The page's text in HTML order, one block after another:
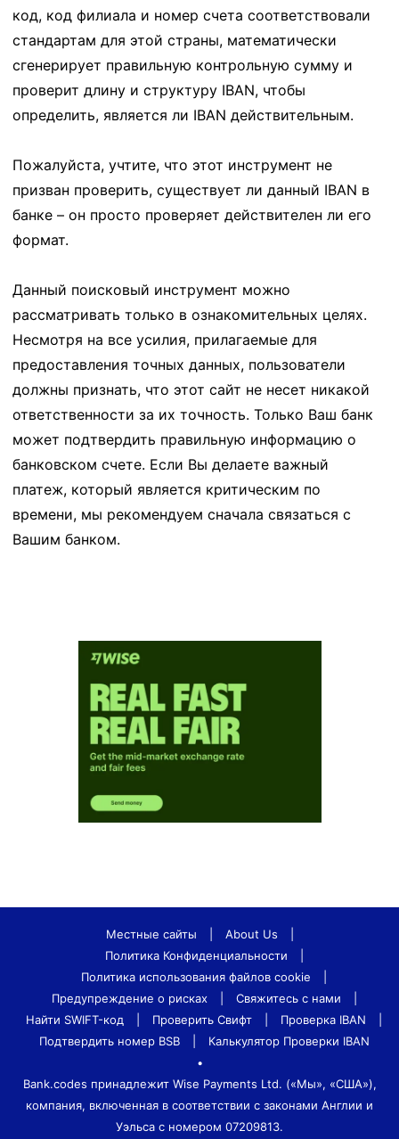
код, код филиала и номер счета соответствовали
стандартам для этой страны, математически
сгенерирует правильную контрольную сумму и
проверит длину и структуру IBAN, чтобы
определить, является ли IBAN действительным.
Пожалуйста, учтите, что этот инструмент не
призван проверить, существует ли данный IBAN в
банке – он просто проверяет действителен ли его
формат.
Данный поисковый инструмент можно
рассматривать только в ознакомительных целях.
Несмотря на все усилия, прилагаемые для
предоставления точных данных, пользователи
должны признать, что этот сайт не несет никакой
ответственности за их точность. Только Ваш банк
может подтвердить правильную информацию о
банковском счете. Если Вы делаете важный
платеж, который является критическим по
времени, мы рекомендуем сначала связаться с
Вашим банком.
Местные сайты About Us
Политика Конфиденциальности
Политика использования файлов cookie
Предупреждение о рисках
Свяжитесь с нами
Найти SWIFT-код
Проверить Свифт Проверка IBAN
Подтвердить номер BSB
Калькулятор Проверки IBAN
•
Bank.codes принадлежит Wise Payments Ltd. («Мы», «США»),
компания, включенная в соответствии с законами Англии и
Уэльса с номером 07209813.